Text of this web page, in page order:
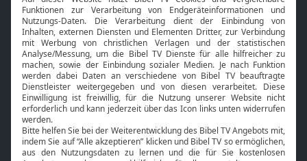
Neuigkeiten
Smart TV
HbbTV
Bibelthek Online-Bibel
Nächster Gottesdienst
Bibel TV
Über uns
Jobs
Service
Kontakt
TV-Empfang